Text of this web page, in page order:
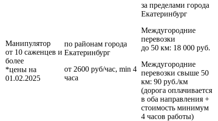
Манипулятор
от 10 саженцев и
более
*цены на
01.02.2025
по районам города
Екатеринбург
от 2600 руб/час, min 4
часа
за пределами города
Екатеринбург
Междугородние
перевозки
до 50 км: 18 000 руб.
Междугородние
перевозки свыше 50
км: 90 руб./км
(дорога оплачивается
в оба направления +
стоимость минимум
4 часов работы)